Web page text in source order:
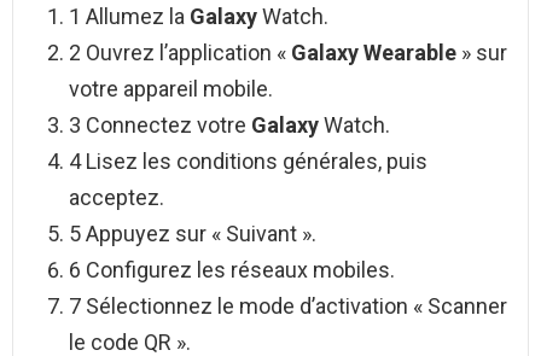
1 Allumez la GalaxyWatch.
2 Ouvrez l’application « Galaxy Wearable » sur
votre appareil mobile.
3 Connectez votre GalaxyWatch.
4 Lisez les conditions générales, puis
acceptez.
5 Appuyez sur « Suivant ».
6 Configurez les réseaux mobiles.
7 Sélectionnez le mode d’activation « Scanner
le code QR ».